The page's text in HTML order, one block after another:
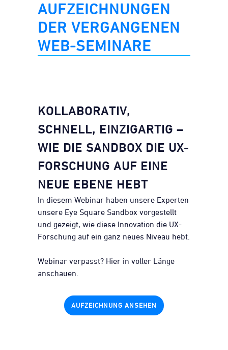
AUFZEICHNUNGEN
DER VERGANGENEN
WEB-SEMINARE
KOLLABORATIV,
SCHNELL, EINZIGARTIG –
WIE DIE SANDBOX DIE UX-
FORSCHUNG AUF EINE
NEUE EBENE HEBT
In diesem Webinar haben unsere Experten
unsere Eye Square Sandbox vorgestellt
und gezeigt, wie diese Innovation die UX-
Forschung auf ein ganz neues Niveau hebt.
Webinar verpasst? Hier in voller Länge
anschauen.
AUFZEICHNUNG ANSEHEN